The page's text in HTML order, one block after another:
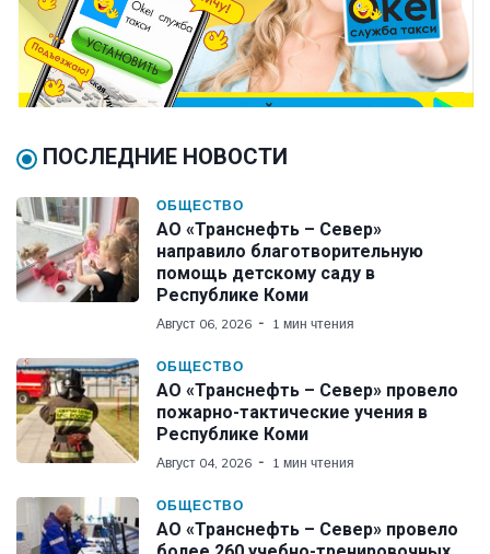
ПОСЛЕДНИЕ НОВОСТИ
ОБЩЕСТВО
АО «Транснефть – Север»
направило благотворительную
помощь детскому саду в
Республике Коми
Август 06, 2026 1 мин чтения
ОБЩЕСТВО
АО «Транснефть – Север» провело
пожарно-тактические учения в
Республике Коми
Август 04, 2026 1 мин чтения
ОБЩЕСТВО
АО «Транснефть – Север» провело